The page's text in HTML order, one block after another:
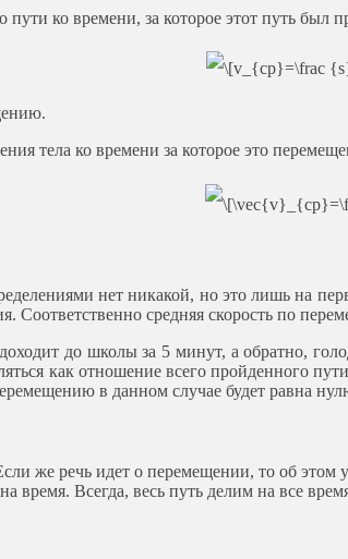
ко времени, за которое этот путь был
тела ко времени за которое это
нет никакой, но это лишь на
Соответственно средняя скорость по
до школы за 5 минут, а обратно,
как отношение всего пройденного
в данном случае будет равна
же речь идет о перемещении, то об
время. Всегда, весь путь делим на все